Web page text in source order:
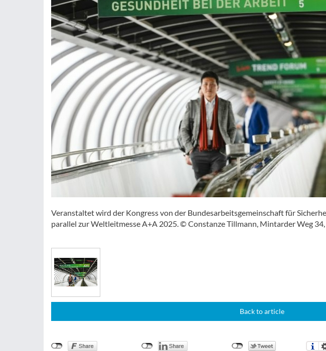
Veranstaltet wird der Kongress von der Bundesarbeitsgemeinschaft für
parallel zur Weltleitmesse A+A 2025. © Constanze Tillmann, Mintarder Weg
Back to article